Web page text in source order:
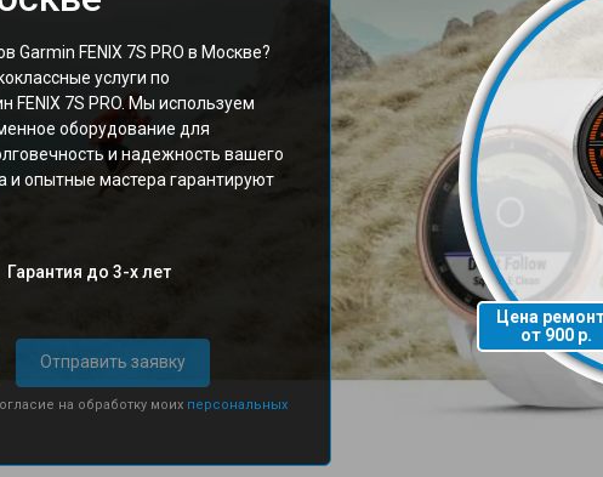
Garmin FENIX 7S PRO в Москве?
услуги по
7S PRO. Мы используем
оборудование для
и надежность вашего
и опытные мастера гарантируют
Гарантия до 3-х лет
Отправить заявку
на обработку моих персональных
Цена
от 900 р.